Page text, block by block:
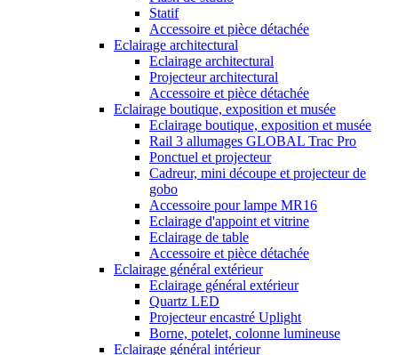
Statif
Accessoire et pièce détachée
Eclairage architectural
Eclairage architectural
Projecteur architectural
Accessoire et pièce détachée
Eclairage boutique, exposition et musée
Eclairage boutique, exposition et musée
Rail 3 allumages GLOBAL Trac Pro
Ponctuel et projecteur
Cadreur, mini découpe et projecteur de
gobo
Accessoire pour lampe MR16
Eclairage d'appoint et vitrine
Eclairage de table
Accessoire et pièce détachée
Eclairage général extérieur
Eclairage général extérieur
Quartz LED
Projecteur encastré Uplight
Borne, potelet, colonne lumineuse
Eclairage général intérieur